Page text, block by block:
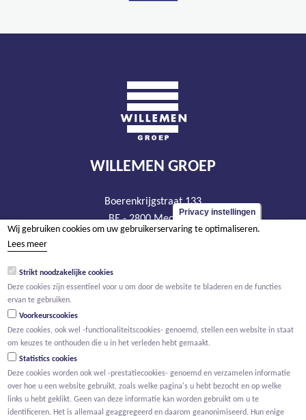
WILLEMEN GROEP
Boerenkrijgstraat 133
BE - 2800 Mechelen
tel +32 15 569 965
BTW BE 0466.256.432
Privacy instellingen
Wij gebruiken cookies om uw gebruikerservaring te optimaliseren.
Lees meer
Strikt noodzakelijke cookies
Deze cookies zijn essentieel voor u om door de website te bladeren en de functies
ervan te gebruiken.
Voorkeurscookies
Deze cookies, ook wel -functionaliteitscookies- genoemd, stellen een website in staat
om keuzes te onthouden die u in het verleden hebt gemaakt.
Statistics cookies
Deze cookies worden ook wel -prestatiecookies- genoemd en verzamelen informatie
over hoe u een website gebruikt, zoals welke pagina's u hebt bezocht en op welke
links u hebt geklikt. Geen van deze informatie kan worden gebruikt om u te
identificeren. Het is allemaal geaggregeerd en daarom geanonimiseerd. Hun enige